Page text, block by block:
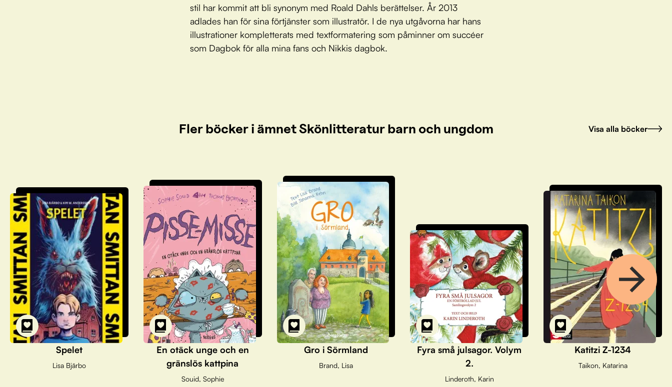
stil har kommit att bli synonym med Roald Dahls berättelser. År 2013
adlades han för sina förtjänster som illustratör. I de nya utgåvorna har hans
illustrationer kompletterats med textformatering som påminner om succéer
som Dagbok för alla mina fans och Nikkis dagbok.
Fler böcker i ämnet Skönlitteratur barn och ungdom Visa alla böcker
Spelet
Lisa Bjärbo
En otäck unge och en
gränslös kattpina
Souid, Sophie
Gro i Sörmland
Brand, Lisa
Fyra små julsagor. Volym
2.
Linderoth, Karin
Katitzi Z-1234
Taikon, Katarina